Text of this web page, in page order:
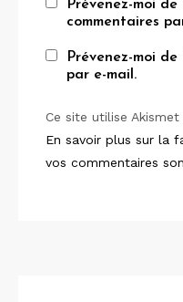
Prévenez-moi
commentaires
Prévenez-moi
par e-mail.
Ce site utilise
En savoir plus sur la
vos commentaires